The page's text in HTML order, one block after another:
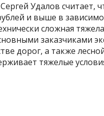
Удалов считает,
и выше в
сложная
заказчиками
дорог, а также
тяжелые